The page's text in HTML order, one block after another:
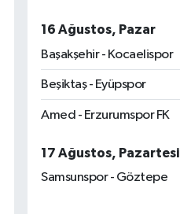
16 Ağustos, Pazar
Başakşehir - Kocaelispor
Beşiktaş - Eyüpspor
Amed - Erzurumspor FK
17 Ağustos, Pazartesi
Samsunspor - Göztepe